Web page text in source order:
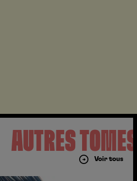
AUTRES
Voir tous